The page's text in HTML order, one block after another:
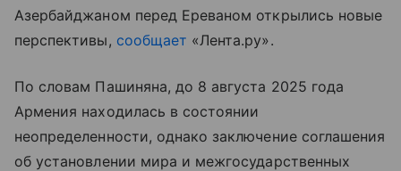
Азербайджаном перед Ереваном открылись новые
перспективы, сообщает «Лента.ру».
По словам Пашиняна, до 8 августа 2025 года
Армения находилась в состоянии
неопределенности, однако заключение соглашения
об установлении мира и межгосударственных